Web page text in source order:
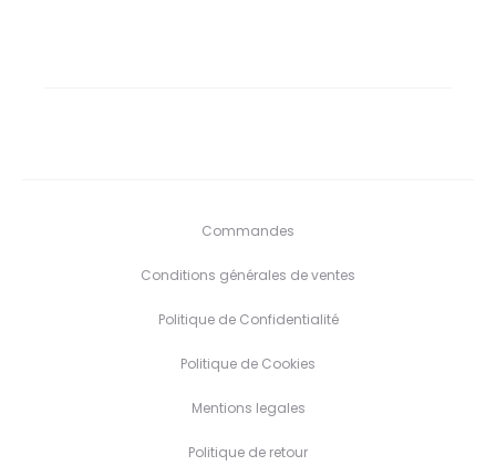
Commandes
Conditions générales de ventes
Politique de Confidentialité
Politique de Cookies
Mentions legales
Politique de retour